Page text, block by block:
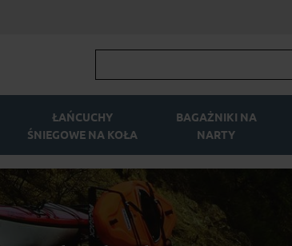
ŁAŃCUCHY
ŚNIEGOWE NA KOŁA
BAGAŻNIKI NA
NARTY